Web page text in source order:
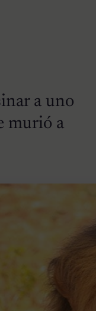
a uno
murió a